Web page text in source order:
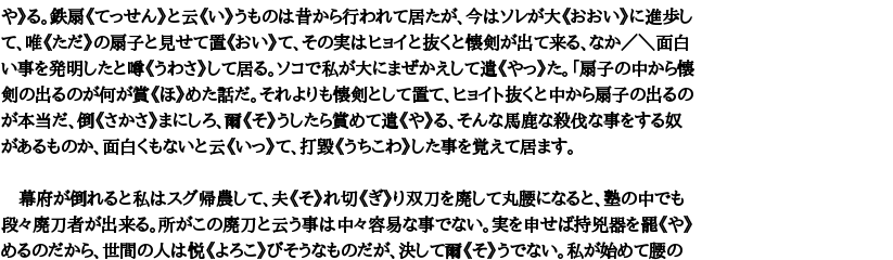
や》る。鉄扇《てっせん》と云《い》うものは昔から行われて居たが、今はソレが大《おおい》に進歩し
て、唯《ただ》の扇子と見せて置《おい》て、その実はヒョイと抜くと懐剣が出て来る、なか／＼面白
い事を発明したと噂《うわさ》して居る。ソコで私が大にまぜかえして遣《やっ》た。「扇子の中から懐
剣の出るのが何が賞《ほ》めた話だ。それよりも懐剣として置て、ヒョイト抜くと中から扇子の出るの
が本当だ、倒《さかさ》まにしろ、爾《そ》うしたら賞めて遣《や》る、そんな馬鹿な殺伐な事をする奴
があるものか、面白くもないと云《いっ》て、打毀《うちこわ》した事を覚えて居ます。
幕府が倒れると私はスグ帰農して、夫《そ》れ切《ぎ》り双刀を廃して丸腰になると、塾の中でも
段々廃刀者が出来る。所がこの廃刀と云う事は中々容易な事でない。実を申せば持兇器を罷《や》
めるのだから、世間の人は悦《よろこ》びそうなものだが、決して爾《そ》うでない。私が始めて腰の